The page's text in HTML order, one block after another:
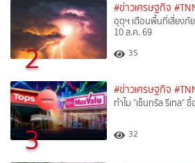
2
#ข่าวเศรษฐกิจ
อุตุฯ เตือนพื้นที่เสี่ยง
10 ส.ค. 69
35
3
#ข่าวเศรษฐกิจ
ทำไม "เซ็นทรัล รีเทล"
32